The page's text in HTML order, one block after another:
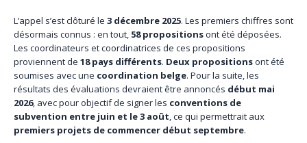
L’appel s’est clôturé le 3 décembre 2025. Les premiers chiffres sont
désormais connus : en tout, 58 propositionsont été déposées.
Les coordinateurs et coordinatrices de ces propositions
proviennent de 18 pays différents. Deux propositionsont été
soumises avec une coordination belge. Pour la suite, les
résultats des évaluations devraient être annoncés début mai
2026, avec pour objectif de signer les conventions de
subvention entre juin et le 3 août, ce qui permettrait aux
premiers projets de commencer début septembre.